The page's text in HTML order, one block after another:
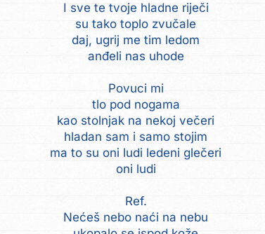
I sve te tvoje hladne riječi
su tako toplo zvučale
daj, ugrij me tim ledom
anđeli nas uhode
Povuci mi
tlo pod nogama
kao stolnjak na nekoj večeri
hladan sam i samo stojim
ma to su oni ludi ledeni glečeri
oni ludi
Ref.
Nećeš nebo naći na nebu